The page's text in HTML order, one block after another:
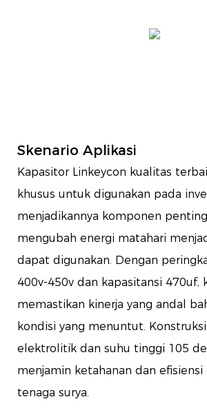
Skenario Aplikasi
Kapasitor Linkeycon kualitas
khusus untuk digunakan pada
menjadikannya komponen
mengubah energi matahari
dapat digunakan. Dengan
400v-450v dan kapasitansi 470uf,
memastikan kinerja yang andal
kondisi yang menuntut.
elektrolitik dan suhu tinggi 105
menjamin ketahanan dan
tenaga surya.